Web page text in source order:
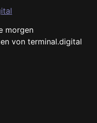
morgen
von terminal.digital